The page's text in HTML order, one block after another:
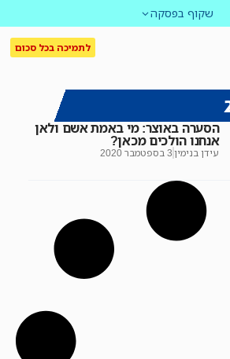
שקוף בפסקה
לתמיכה בכל סכום
הסערה באוצר: מי באמת אשם ולאן
אנחנו הולכים מכאן?
עידן בנימין 3 בספטמבר 2020